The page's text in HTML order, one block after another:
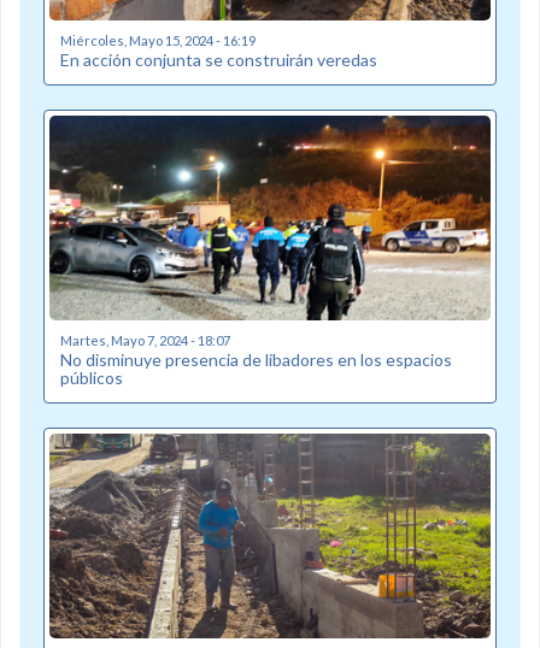
Miércoles, Mayo 15, 2024 - 16:19
En acción conjunta se construirán veredas
Martes, Mayo 7, 2024 - 18:07
No disminuye presencia de libadores en los espacios
públicos